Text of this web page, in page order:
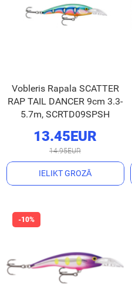
Vobleris Rapala SCATTER
RAP TAIL DANCER 9cm 3.3-
5.7m, SCRTD09SPSH
13.45EUR
14.95EUR
IELIKT GROZĀ